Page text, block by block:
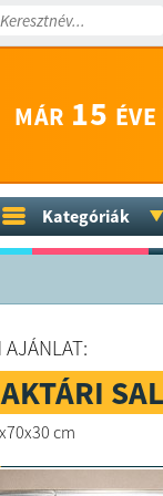
MÁR 15
Kategóriák
AJÁNLAT:
cm